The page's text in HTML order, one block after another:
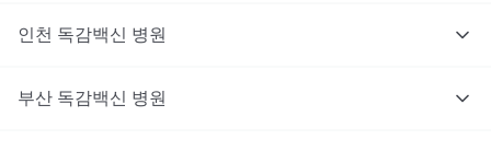
인천 독감백신 병원
부산 독감백신 병원